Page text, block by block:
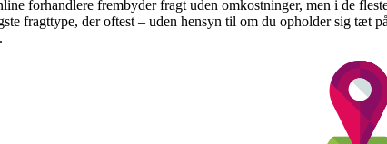
forhandlere frembyder fragt uden omkostninger, men i de
fragttype, der oftest – uden hensyn til om du opholder sig